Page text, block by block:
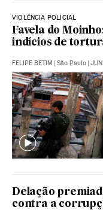
VIOLÊNCIA POLICIAL
Favela do
indícios de
FELIPE BETIM | São Paulo |
Delação
contra a